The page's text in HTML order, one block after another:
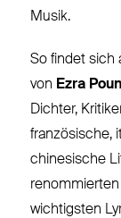
Musik.
So findet sich
von Ezra
Dichter,
französische,
chinesische
renommierten
wichtigsten